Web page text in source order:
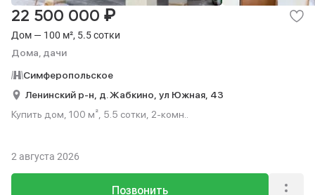
Дом — 100 м², 5.5 сотки
Дома, дачи
22 500 000 ₽
Симферопольское
Ленинский р-н, д. Жабкино, ул Южная, 43
Купить дом, 100 м², 5.5 сотки, 2-комн..
Позвонить
2 августа 2026